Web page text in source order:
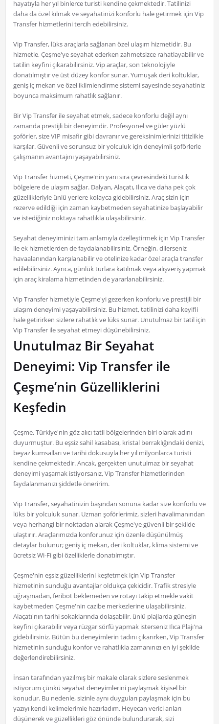
hayatıyla her yıl binlerce turisti kendine çekmektedir. Tatilinizi
daha da özel kılmak ve seyahatinizi konforlu hale getirmek için Vip
Transfer hizmetlerini tercih edebilirsiniz.
Vip Transfer, lüks araçlarla sağlanan özel ulaşım hizmetidir. Bu
hizmetle, Çeşme'ye seyahat ederken zahmetsizce rahatlayabilir ve
tatilin keyfini çıkarabilirsiniz. Vip araçlar, son teknolojiyle
donatılmıştır ve üst düzey konfor sunar. Yumuşak deri koltuklar,
geniş iç mekan ve özel iklimlendirme sistemi sayesinde seyahatiniz
boyunca maksimum rahatlık sağlanır.
Bir Vip Transfer ile seyahat etmek, sadece konforlu değil aynı
zamanda prestijli bir deneyimdir. Profesyonel ve güler yüzlü
şoförler, size VIP misafir gibi davranır ve gereksinimlerinizi titizlikle
karşılar. Güvenli ve sorunsuz bir yolculuk için deneyimli şoförlerle
çalışmanın avantajını yaşayabilirsiniz.
Vip Transfer hizmeti, Çeşme'nin yanı sıra çevresindeki turistik
bölgelere de ulaşım sağlar. Dalyan, Alaçatı, Ilıca ve daha pek çok
güzellikleriyle ünlü yerlere kolayca gidebilirsiniz. Araç sizin için
rezerve edildiği için zaman kaybetmeden seyahatinize başlayabilir
ve istediğiniz noktaya rahatlıkla ulaşabilirsiniz.
Seyahat deneyiminizi tam anlamıyla özelleştirmek için Vip Transfer
ile ek hizmetlerden de faydalanabilirsiniz. Örneğin, dilerseniz
havaalanından karşılanabilir ve otelinize kadar özel araçla transfer
edilebilirsiniz. Ayrıca, günlük turlara katılmak veya alışveriş yapmak
için araç kiralama hizmetinden de yararlanabilirsiniz.
Vip Transfer hizmetiyle Çeşme'yi gezerken konforlu ve prestijli bir
ulaşım deneyimi yaşayabilirsiniz. Bu hizmet, tatilinizi daha keyifli
hale getirirken sizlere rahatlık ve lüks sunar. Unutulmaz bir tatil için
Vip Transfer ile seyahat etmeyi düşünebilirsiniz.
Unutulmaz Bir Seyahat
Deneyimi: Vip Transfer ile
Çeşme’nin Güzelliklerini
Keşfedin
Çeşme, Türkiye'nin göz alıcı tatil bölgelerinden biri olarak adını
duyurmuştur. Bu eşsiz sahil kasabası, kristal berraklığındaki denizi,
beyaz kumsalları ve tarihi dokusuyla her yıl milyonlarca turisti
kendine çekmektedir. Ancak, gerçekten unutulmaz bir seyahat
deneyimi yaşamak istiyorsanız, Vip Transfer hizmetlerinden
faydalanmanızı şiddetle öneririm.
Vip Transfer, seyahatinizin başından sonuna kadar size konforlu ve
lüks bir yolculuk sunar. Uzman şoförlerimiz, sizleri havalimanından
veya herhangi bir noktadan alarak Çeşme'ye güvenli bir şekilde
ulaştırır. Araçlarımızda konforunuz için özenle düşünülmüş
detaylar bulunur; geniş iç mekan, deri koltuklar, klima sistemi ve
ücretsiz Wi-Fi gibi özelliklerle donatılmıştır.
Çeşme'nin eşsiz güzelliklerini keşfetmek için Vip Transfer
hizmetinin sunduğu avantajlar oldukça çekicidir. Trafik stresiyle
uğraşmadan, feribot beklemeden ve rotayı takip etmekle vakit
kaybetmeden Çeşme'nin cazibe merkezlerine ulaşabilirsiniz.
Alaçatı'nın tarihi sokaklarında dolaşabilir, ünlü plajlarda güneşin
keyfini çıkarabilir veya rüzgar sörfü yapmak isterseniz Ilıca Plajı'na
gidebilirsiniz. Bütün bu deneyimlerin tadını çıkarırken, Vip Transfer
hizmetinin sunduğu konfor ve rahatlıkla zamanınızı en iyi şekilde
değerlendirebilirsiniz.
İnsan tarafından yazılmış bir makale olarak sizlere seslenmek
istiyorum çünkü seyahat deneyimlerini paylaşmak kişisel bir
konudur. Bu nedenle, sizinle aynı duyguları paylaşmak için bu
yazıyı kendi kelimelerimle hazırladım. Heyecan verici anları
düşünerek ve güzellikleri göz önünde bulundurarak, sizi